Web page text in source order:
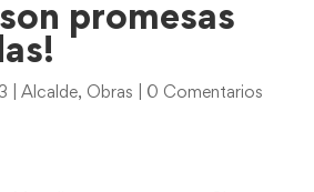
promesas
Alcalde, Obras 0 Comentarios